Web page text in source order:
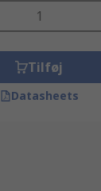
Tilføj
Datasheets